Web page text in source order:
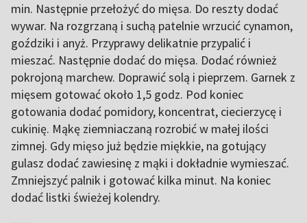
min. Następnie przełożyć do mięsa. Do reszty dodać
wywar. Na rozgrzaną i suchą patelnie wrzucić cynamon,
goździki i anyż. Przyprawy delikatnie przypalić i
mieszać. Następnie dodać do mięsa. Dodać również
pokrojoną marchew. Doprawić solą i pieprzem. Garnek z
mięsem gotować około 1,5 godz. Pod koniec
gotowania dodać pomidory, koncentrat, ciecierzycę i
cukinię. Mąkę ziemniaczaną rozrobić w małej ilości
zimnej. Gdy mięso już będzie miękkie, na gotujący
gulasz dodać zawiesinę z mąki i dokładnie wymieszać.
Zmniejszyć palnik i gotować kilka minut. Na koniec
dodać listki świeżej kolendry.